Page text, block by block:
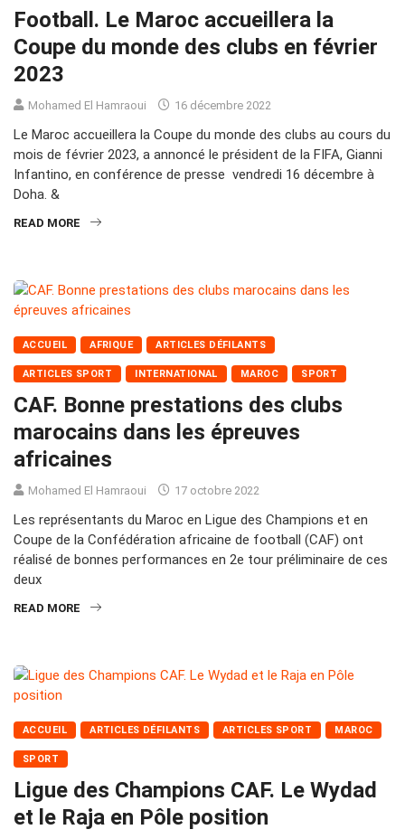
Football. Le Maroc accueillera la
Coupe du monde des clubs en février
2023
Mohamed El Hamraoui 16 décembre 2022
Le Maroc accueillera la Coupe du monde des clubs au cours du
mois de février 2023, a annoncé le président de la FIFA, Gianni
Infantino, en conférence de presse vendredi 16 décembre à
Doha. &
READ MORE
ACCUEIL AFRIQUE ARTICLES DÉFILANTS
ARTICLES SPORT INTERNATIONAL MAROC SPORT
CAF. Bonne prestations des clubs
marocains dans les épreuves
africaines
Mohamed El Hamraoui 17 octobre 2022
Les représentants du Maroc en Ligue des Champions et en
Coupe de la Confédération africaine de football (CAF) ont
réalisé de bonnes performances en 2e tour préliminaire de ces
deux
READ MORE
ACCUEIL ARTICLES DÉFILANTS ARTICLES SPORT MAROC
SPORT
Ligue des Champions CAF. Le Wydad
et le Raja en Pôle position